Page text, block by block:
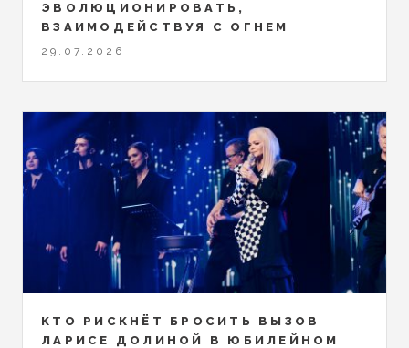
ЭВОЛЮЦИОНИРОВАТЬ,
ВЗАИМОДЕЙСТВУЯ С ОГНЕМ
29.07.2026
КТО РИСКНЁТ БРОСИТЬ ВЫЗОВ
ЛАРИСЕ ДОЛИНОЙ В ЮБИЛЕЙНОМ